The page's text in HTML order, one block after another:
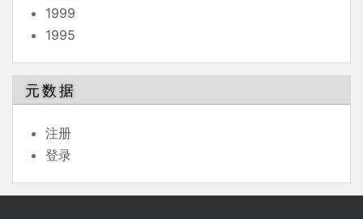
1999
1995
元数据
注册
登录